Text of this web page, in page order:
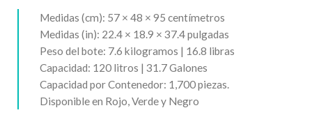
Medidas (cm): 57 × 48 × 95 centímetros
Medidas (in): 22.4 × 18.9 × 37.4 pulgadas
Peso del bote: 7.6 kilogramos | 16.8 libras
Capacidad: 120 litros | 31.7 Galones
Capacidad por Contenedor: 1,700 piezas.
Disponible en Rojo, Verde y Negro